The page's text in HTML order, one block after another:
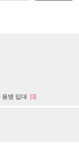
병 입대 [3]